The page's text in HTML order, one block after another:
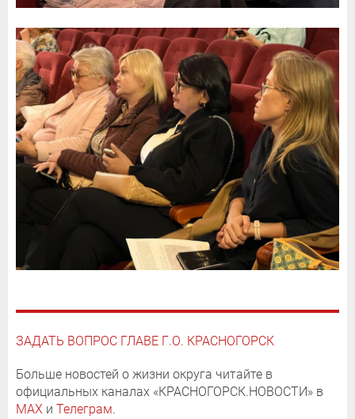
ЗАДАТЬ ВОПРОС ГЛАВЕ Г.О. КРАСНОГОРСК
Больше новостей о жизни округа читайте в
официальных каналах «КРАСНОГОРСК.НОВОСТИ» в
MAX и Телеграм.